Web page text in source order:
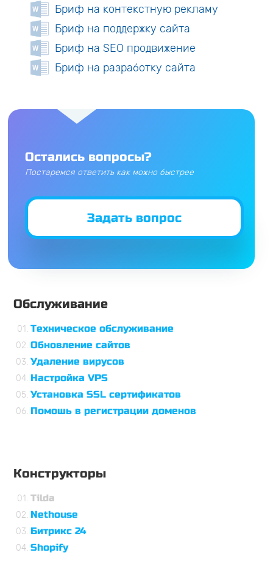
Бриф на контекстную рекламу
Бриф на поддержку сайта
Бриф на SEO продвижение
Бриф на разработку сайта
Остались вопросы?
Постаремся ответить как можно быстрее
Задать вопрос
Обслуживание
Техническое обслуживание
Обновление сайтов
Удаление вирусов
Настройка VPS
Установка SSL сертификатов
Помошь в регистрации доменов
Конструкторы
Tilda
Nethouse
Битрикс 24
Shopify